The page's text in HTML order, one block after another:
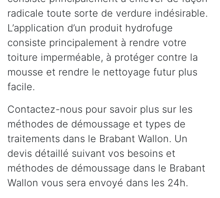
radicale toute sorte de verdure indésirable.
L’application d’un produit hydrofuge
consiste principalement à rendre votre
toiture imperméable, à protéger contre la
mousse et rendre le nettoyage futur plus
facile.
Contactez-nous pour savoir plus sur les
méthodes de démoussage et types de
traitements dans le Brabant Wallon. Un
devis détaillé suivant vos besoins et
méthodes de démoussage dans le Brabant
Wallon vous sera envoyé dans les 24h.